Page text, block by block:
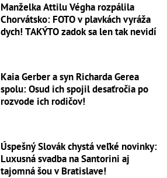
Manželka Attilu Végha rozpálila
Chorvátsko: FOTO v plavkách vyráža
dych! TAKÝTO zadok sa len tak nevidí
Kaia Gerber a syn Richarda Gerea
spolu: Osud ich spojil desaťročia po
rozvode ich rodičov!
Úspešný Slovák chystá veľké novinky:
Luxusná svadba na Santorini aj
tajomná šou v Bratislave!